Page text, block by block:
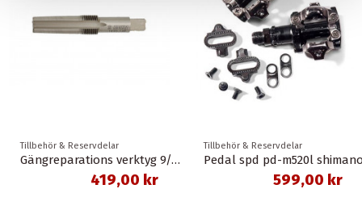
Tillbehör & Reservdelar
Gängreparations verktyg 9/16 tum höger för pedalarmar av aluminium
419,00 kr
Tillbehör & Reservdelar
Pedal spd pd-m520l
599,00 kr